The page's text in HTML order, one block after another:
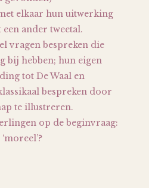
elkaar hun uitwerking
ander tweetal.
vragen bespreken die
bij hebben; hun eigen
tot De Waal en
bespreken door
te illustreren.
op de beginvraag: